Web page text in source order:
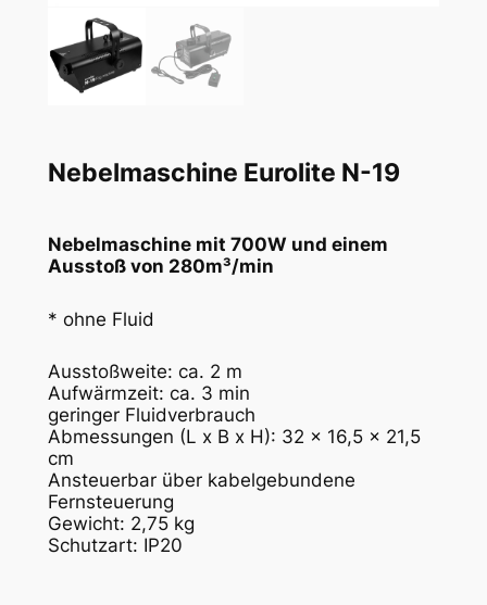
Nebelmaschine Eurolite N-19
Nebelmaschine mit 700W und einem
Ausstoß von 280m³/min
* ohne Fluid
Ausstoßweite: ca. 2 m
Aufwärmzeit: ca. 3 min
geringer Fluidverbrauch
Abmessungen (L x B x H): 32 x 16,5 x 21,5
cm
Ansteuerbar über kabelgebundene
Fernsteuerung
Gewicht: 2,75 kg
Schutzart: IP20